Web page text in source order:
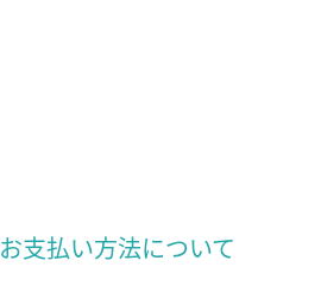
お支払い方法について